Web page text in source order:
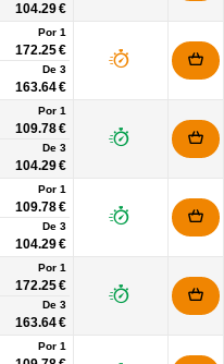
104.29 €
Por 1
172.25 €
De 3
163.64 €
Por 1
109.78 €
De 3
104.29 €
Por 1
109.78 €
De 3
104.29 €
Por 1
172.25 €
De 3
163.64 €
Por 1